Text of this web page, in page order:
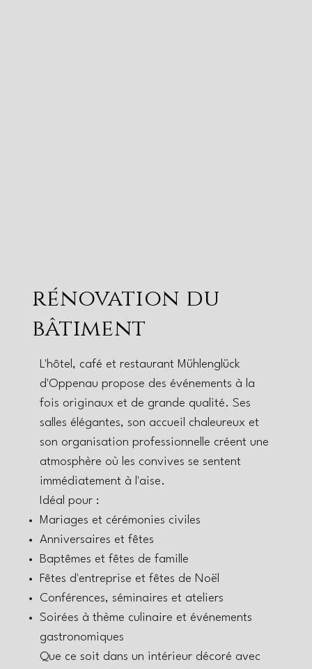
rénovation du
bâtiment
L'hôtel, café et restaurant Mühlenglück
d'Oppenau propose des événements à la
fois originaux et de grande qualité. Ses
salles élégantes, son accueil chaleureux et
son organisation professionnelle créent une
atmosphère où les convives se sentent
immédiatement à l'aise.
Idéal pour :
Mariages et cérémonies civiles
Anniversaires et fêtes
Baptêmes et fêtes de famille
Fêtes d'entreprise et fêtes de Noël
Conférences, séminaires et ateliers
Soirées à thème culinaire et événements
gastronomiques
Que ce soit dans un intérieur décoré avec